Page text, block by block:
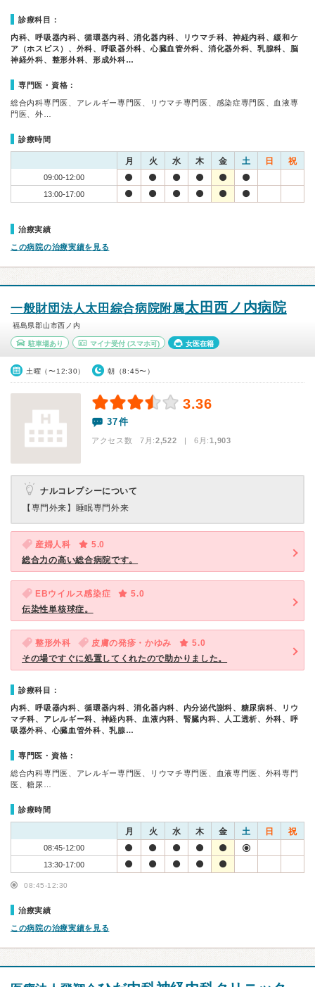
診療科目：
内科、呼吸器内科、循環器内科、消化器内科、リウマチ科、神経内科、緩和ケ
ア（ホスピス）、外科、呼吸器外科、心臓血管外科、消化器外科、乳腺科、脳
神経外科、整形外科、形成外科…
専門医・資格：
総合内科専門医、アレルギー専門医、リウマチ専門医、感染症専門医、血液専
門医、外…
診療時間
月 火 水 木 金 土 日 祝
09:00-12:00
13:00-17:00
治療実績
この病院の治療実績を見る
一般財団法人太田綜合病院附属太田西ノ内病院
福島県郡山市西ノ内
駐車場あり マイナ受付(スマホ可) 女医在籍
土曜（〜12:30） 朝（8:45〜）
3.36
37件
アクセス数 7月:2,522 | 6月:1,903
ナルコレプシーについて
【専門外来】 睡眠専門外来
産婦人科
5.0
総合力の高い総合病院です。
EBウイルス感染症
5.0
伝染性単核球症。
整形外科 皮膚の発疹・かゆみ
5.0
その場ですぐに処置してくれたので助かりました。
診療科目：
内科、呼吸器内科、循環器内科、消化器内科、内分泌代謝科、糖尿病科、リウ
マチ科、アレルギー科、神経内科、血液内科、腎臓内科、人工透析、外科、呼
吸器外科、心臓血管外科、乳腺…
専門医・資格：
総合内科専門医、アレルギー専門医、リウマチ専門医、血液専門医、外科専門
医、糖尿…
診療時間
月 火 水 木 金 土 日 祝
08:45-12:00
13:30-17:00
08:45-12:30
治療実績
この病院の治療実績を見る